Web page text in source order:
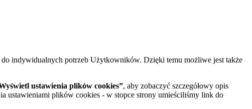
indywidualnych potrzeb Użytkowników. Dzięki temu możliwe jest także
ustawienia plików cookies”, aby zobaczyć szczegółowy opis
ustawieniami plików cookies - w stopce strony umieściliśmy link do